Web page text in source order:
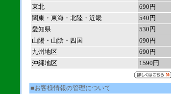
東北
690円
関東・東海・北陸・近畿
540円
愛知県
530円
山陽・山陰・四国
690円
九州地区
690円
沖縄地区
1590円
■お客様情報の管理について